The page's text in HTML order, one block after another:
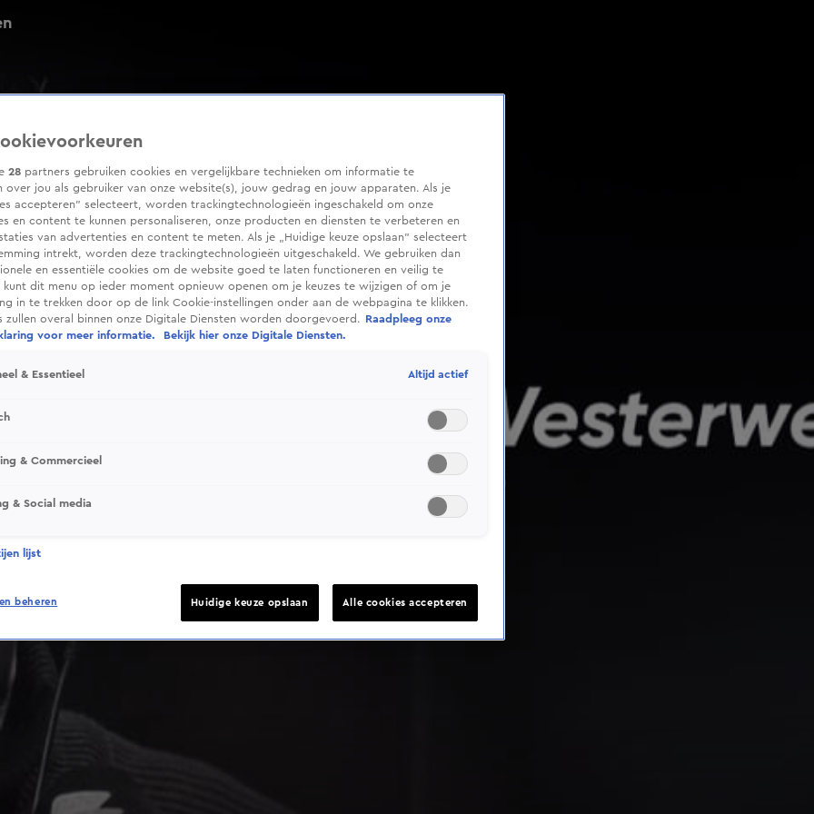
28 partners gebruiken cookies en vergelijkbare technieken om informatie te
over jou als gebruiker van onze website(s), jouw gedrag en jouw apparaten. Als je
accepteren” selecteert, worden trackingtechnologieën ingeschakeld om onze
en content te kunnen personaliseren, onze producten en diensten te verbeteren en
van advertenties en content te meten. Als je „Huidige keuze opslaan” selecteert
intrekt, worden deze trackingtechnologieën uitgeschakeld. We gebruiken dan
en essentiële cookies om de website goed te laten functioneren en veilig te
kunt dit menu op ieder moment opnieuw openen om je keuzes te wijzigen of om je
in te trekken door op de link Cookie-instellingen onder aan de webpagina te klikken.
zullen overal binnen onze Digitale Diensten worden doorgevoerd.
Raadpleeg onze
voor meer informatie.
Bekijk hier onze Digitale Diensten.
& Essentieel Altijd actief
& Commercieel
& Social media
lijst
beheren Huidige keuze opslaan Alle cookies accepteren